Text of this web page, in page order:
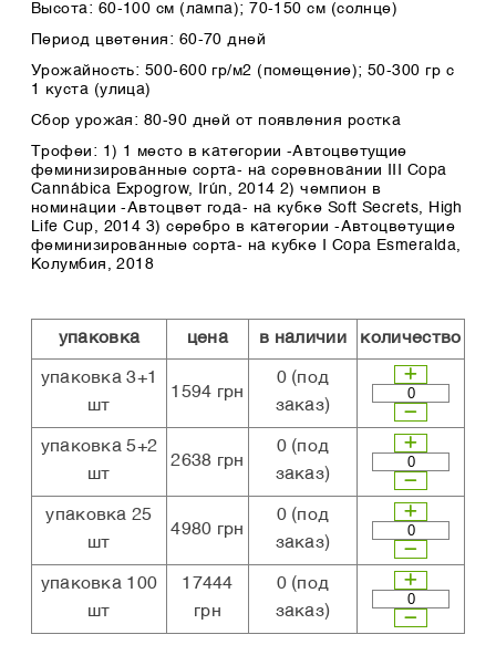
Высота: 60-100 см (лампа); 70-150 см (солнце)
Период цветения: 60-70 дней
Урожайность: 500-600 гр/м2 (помещение); 50-300 гр с
1 куста (улица)
Сбор урожая: 80-90 дней от появления ростка
Трофеи: 1) 1 место в категории -Автоцветущие
феминизированные сорта- на соревновании III Copa
Cannábica Expogrow, Irún, 2014 2) чемпион в
номинации -Автоцвет года- на кубке Soft Secrets, High
Life Cup, 2014 3) серебро в категории -Автоцветущие
феминизированные сорта- на кубке I Copa Esmeralda,
Колумбия, 2018
упаковка цена в наличии количество
упаковка 3+1
шт
1594 грн
0(под
заказ)
упаковка 5+2
шт
2638 грн
0(под
заказ)
упаковка 25
шт
4980 грн
0(под
заказ)
упаковка 100
шт
17444
грн
0(под
заказ)